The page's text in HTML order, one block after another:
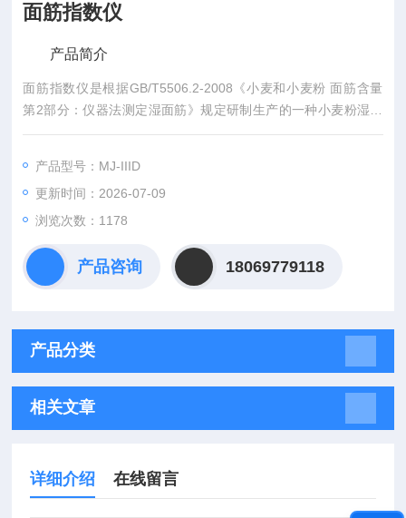
面筋指数仪
产品简介
面筋指数仪是根据GB/T5506.2-2008《小麦和小麦粉 面筋含量
第2部分：仪器法测定湿面筋》规定研制生产的一种小麦粉湿面
筋脱水和面筋指数测定的专用仪器。
产品型号：MJ-IIID
更新时间：2026-07-09
浏览次数：1178
产品咨询 18069779118
产品分类
相关文章
详细介绍 在线留言